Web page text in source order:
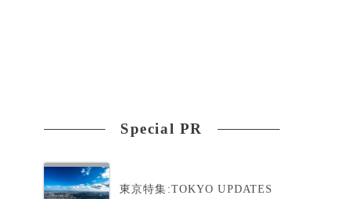
Special PR
東京特集:TOKYO UPDATES